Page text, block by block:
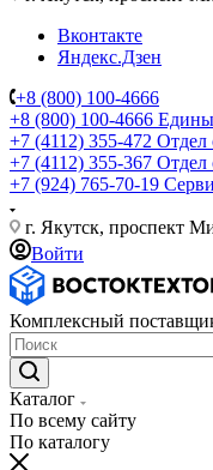
Вконтакте
Яндекс.Дзен
+8 (800) 100-4666
+8 (800) 100-4666
+7 (4112) 355-472 Отдел
+7 (4112) 355-367 Отдел
+7 (924) 765-70-19
г. Якутск, проспект
Войти
Комплексный
Каталог
По всему сайту
По каталогу